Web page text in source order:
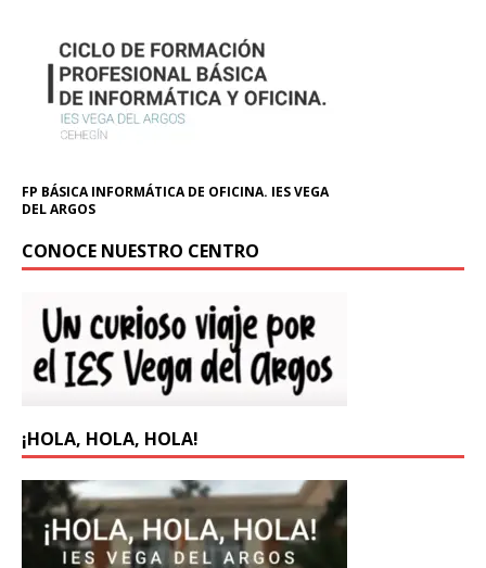
FP BÁSICA INFORMÁTICA DE OFICINA. IES VEGA
DEL ARGOS
CONOCE NUESTRO CENTRO
¡HOLA, HOLA, HOLA!